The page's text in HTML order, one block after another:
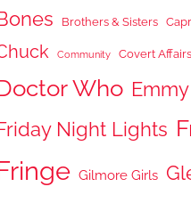
Brothers & Sisters
Community Covert Affairs
Who Emmy
Night Lights
Gilmore Girls